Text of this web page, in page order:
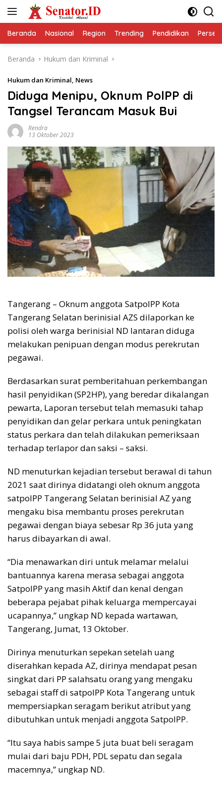
Beranda Nasional Region Trending Pendidikan
Beranda Hukum dan Kriminal
Hukum dan Kriminal, News
Diduga Menipu, Oknum PolPP di
Tangsel Terancam Masuk Bui
Rendra
13 Oktober 2023
Tangerang – Oknum anggota SatpolPP Kota
Tangerang Selatan berinisial AZS dilaporkan ke
polisi oleh warga berinisial ND lantaran diduga
melakukan penipuan dengan modus perekrutan
pegawai.
Berdasarkan surat pemberitahuan perkembangan
hasil penyidikan (SP2HP), yang beredar dikalangan
pewarta, Laporan tersebut telah memasuki tahap
penyidikan dan gelar perkara untuk peningkatan
status perkara dan telah dilakukan pemeriksaan
terhadap terlapor dan saksi – saksi.
ND menuturkan kejadian tersebut berawal di tahun
2021 saat dirinya didatangi oleh oknum anggota
satpolPP Tangerang Selatan berinisial AZ yang
mengaku bisa membantu proses perekrutan
pegawai dengan biaya sebesar Rp 36 juta yang
harus dibayarkan di awal.
“Dia menawarkan diri untuk melamar melalui
bantuannya karena merasa sebagai anggota
SatpolPP yang masih Aktif dan kenal dengan
beberapa pejabat pihak keluarga mempercayai
ucapannya,” ungkap ND kepada wartawan,
Tangerang, Jumat, 13 Oktober.
Dirinya menuturkan sepekan setelah uang
diserahkan kepada AZ, dirinya mendapat pesan
singkat dari PP salahsatu orang yang mengaku
sebagai staff di satpolPP Kota Tangerang untuk
mempersiapkan seragam berikut atribut yang
dibutuhkan untuk menjadi anggota SatpolPP.
“Itu saya habis sampe 5 juta buat beli seragam
mulai dari baju PDH, PDL sepatu dan segala
macemnya,” ungkap ND.